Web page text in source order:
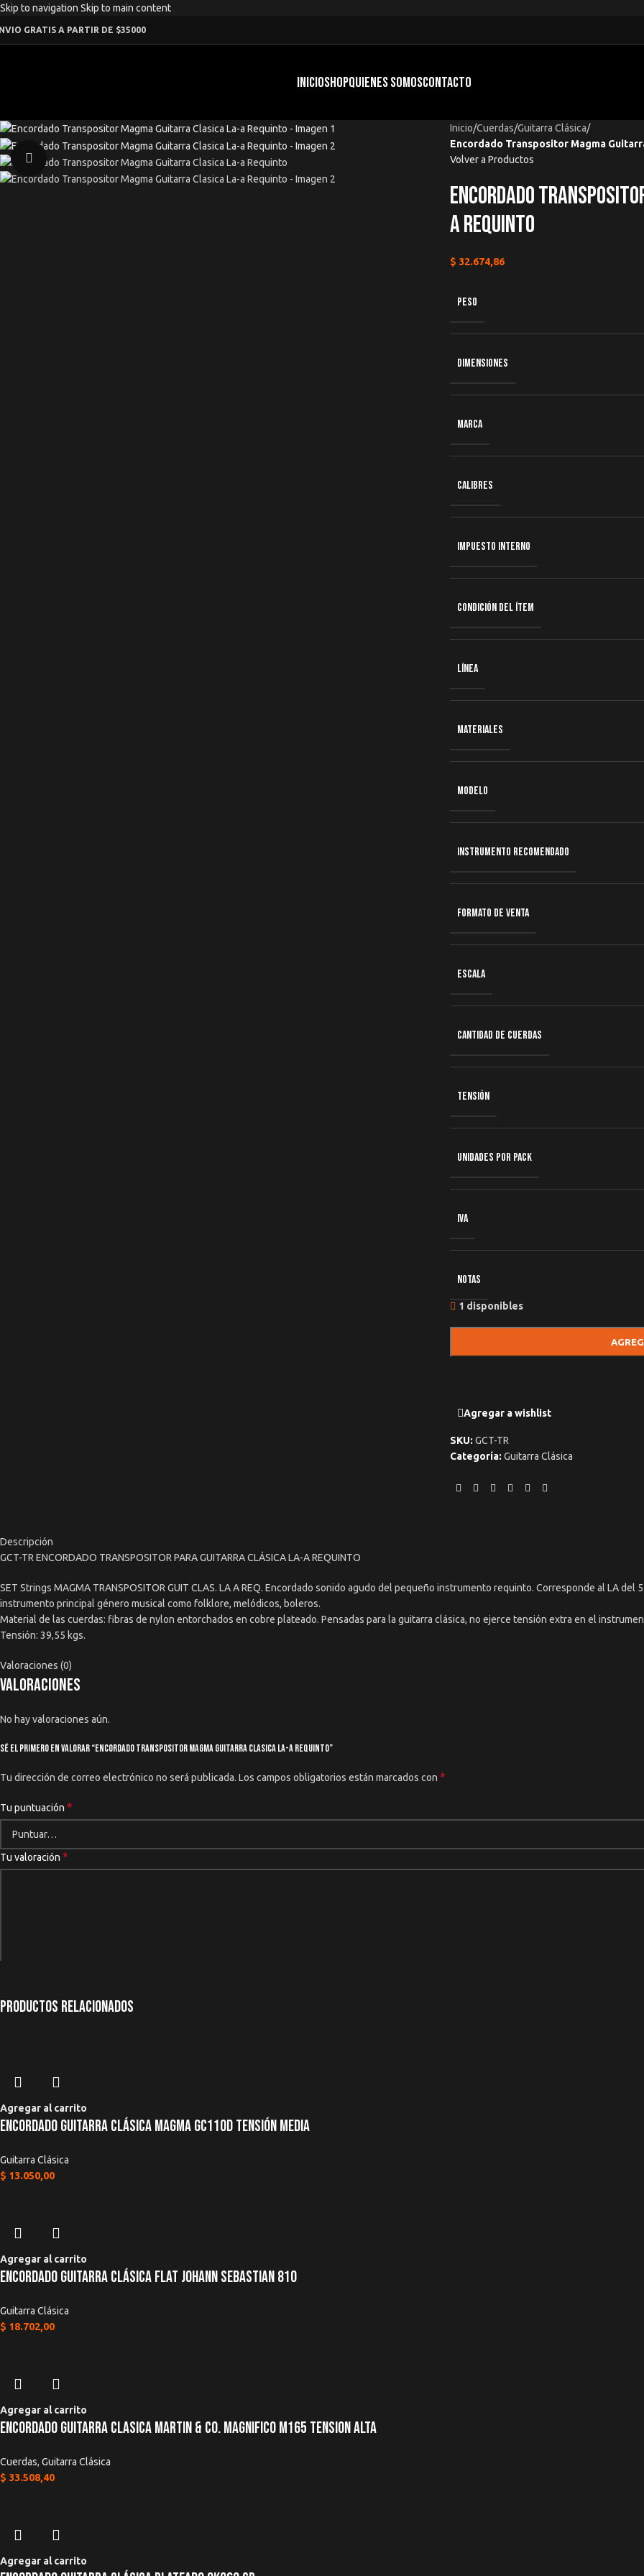
Skip to navigation Skip to main content
GRATIS A PARTIR DE $35000
INICIOSHOPQUIENES SOMOSCONTACTO
Click to enlarge
Inicio/Cuerdas/Guitarra Clásica/
Encordado Transpositor Magma
Volver a Productos
Encordado
a Requinto
$ 32.674,86
PESO
DIMENSIONES
MARCA
CALIBRES
IMPUESTO INTERNO
CONDICIÓN DEL ÍTEM
LÍNEA
MATERIALES
MODELO
INSTRUMENTO RECOMENDADO
FORMATO DE VENTA
ESCALA
CANTIDAD DE CUERDAS
TENSIÓN
UNIDADES POR PACK
IVA
NOTAS
1 disponibles
Agregar a wishlist
SKU: GCT-TR
Categoría: Guitarra Clásica
Descripción
GCT-TR ENCORDADO TRANSPOSITOR PARA GUITARRA CLÁSICA LA-A REQUINTO
SET Strings MAGMA TRANSPOSITOR GUIT CLAS. LA A REQ. Encordado sonido agudo del pequeño instrumento requinto. Corresponde al LA
instrumento principal género musical como folklore, melódicos, boleros.
Material de las cuerdas: fibras de nylon entorchados en cobre plateado. Pensadas para la guitarra clásica, no ejerce tensión extra en el
Tensión: 39,55 kgs.
Valoraciones (0)
Valoraciones
No hay valoraciones aún.
Sé el primero en valorar “Encordado Transpositor Magma Guitarra Clasica La-a Requinto”
Tu dirección de correo electrónico no será publicada. Los campos obligatorios están marcados con *
Tu puntuación *
Tu valoración *
Guardar mi nombre, correo electrónico y sitio web en este navegador para la próxima vez que haga un comentario.
Productos relacionados
Agregar al carrito
Encordado Guitarra Clásica Magma Gc110d Tensión Media
Guitarra Clásica
$ 13.050,00
Agregar al carrito
Encordado Guitarra Clásica Flat Johann Sebastian 810
Guitarra Clásica
$ 18.702,00
Agregar al carrito
Encordado Guitarra Clasica Martin & Co. Magnifico M165 Tension Alta
Cuerdas, Guitarra Clásica
$ 33.508,40
Agregar al carrito